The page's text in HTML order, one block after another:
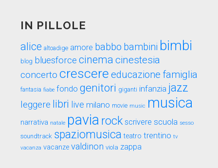
IN PILLOLE
alice altoadige amore babbo bambini bimbi
blog bluesforce cinema cinestesia
concerto crescere educazione famiglia
fantasia fiabe fondo genitori giganti infanzia jazz
leggere libri live milano movie music musica
narrativa natale pavia rock scrivere scuola sesso
soundtrack spaziomusica teatro trentino tv
vacanza vacanze valdinon viola zappa